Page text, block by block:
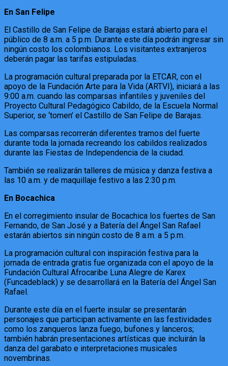
En San Felipe
El Castillo de San Felipe de Barajas estará abierto para el
público de 8 a.m. a 5 p.m. Durante este día podrán ingresar sin
ningún costo los colombianos. Los visitantes extranjeros
deberán pagar las tarifas estipuladas.
La programación cultural preparada por la ETCAR, con el
apoyo de la Fundación Arte para la Vida (ARTVI), iniciará a las
9:00 a.m. cuando las comparsas infantiles y juveniles del
Proyecto Cultural Pedagógico Cabildo, de la Escuela Normal
Superior, se ‘tomen’ el Castillo de San Felipe de Barajas.
Las comparsas recorrerán diferentes tramos del fuerte
durante toda la jornada recreando los cabildos realizados
durante las Fiestas de Independencia de la ciudad.
También se realizarán talleres de música y danza festiva a
las 10 a.m. y de maquillaje festivo a las 2:30 p.m.
En Bocachica
En el corregimiento insular de Bocachica los fuertes de San
Fernando, de San José y a Batería del Ángel San Rafael
estarán abiertos sin ningún costo de 8 a.m. a 5 p.m.
La programación cultural con inspiración festiva para la
jornada de entrada gratis fue organizada con el apoyo de la
Fundación Cultural Afrocaribe Luna Alegre de Karex
(Funcadeblack) y se desarrollará en la Batería del Ángel San
Rafael.
Durante este día en el fuerte insular se presentarán
personajes que participan activamente en las festividades
como los zanqueros lanza fuego, bufones y lanceros;
también habrán presentaciones artísticas que incluirán la
danza del garabato e interpretaciones musicales
novembrinas.